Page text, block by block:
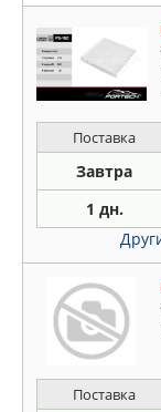
Поставка
Завтра
1 дн.
Поставка